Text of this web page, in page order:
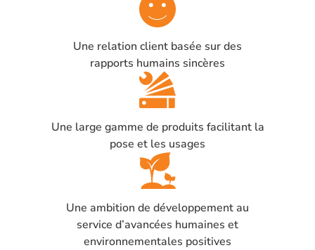
Une relation client basée sur des
rapports humains sincères
Une large gamme de produits facilitant la
pose et les usages
Une ambition de développement au
service d’avancées humaines et
environnementales positives